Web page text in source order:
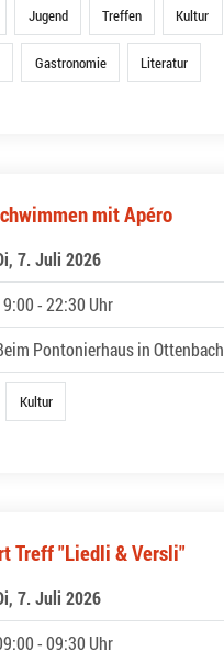
Jugend Treffen Kultur
Gastronomie Literatur
mit Apéro
7. Juli 2026
- 22:30 Uhr
Pontonierhaus in Ottenbach
Kultur
Treff "Liedli & Versli"
7. Juli 2026
- 09:30 Uhr